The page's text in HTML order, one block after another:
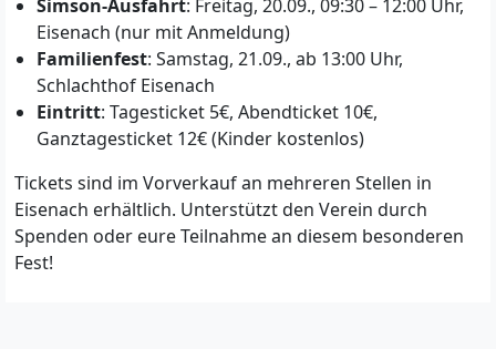
Simson-Ausfahrt: Freitag, 20.09., 09:30 – 12:00 Uhr,
Eisenach (nur mit Anmeldung)
Familienfest: Samstag, 21.09., ab 13:00 Uhr,
Schlachthof Eisenach
Eintritt: Tagesticket 5€, Abendticket 10€,
Ganztagesticket 12€ (Kinder kostenlos)
Tickets sind im Vorverkauf an mehreren Stellen in
Eisenach erhältlich. Unterstützt den Verein durch
Spenden oder eure Teilnahme an diesem besonderen
Fest!